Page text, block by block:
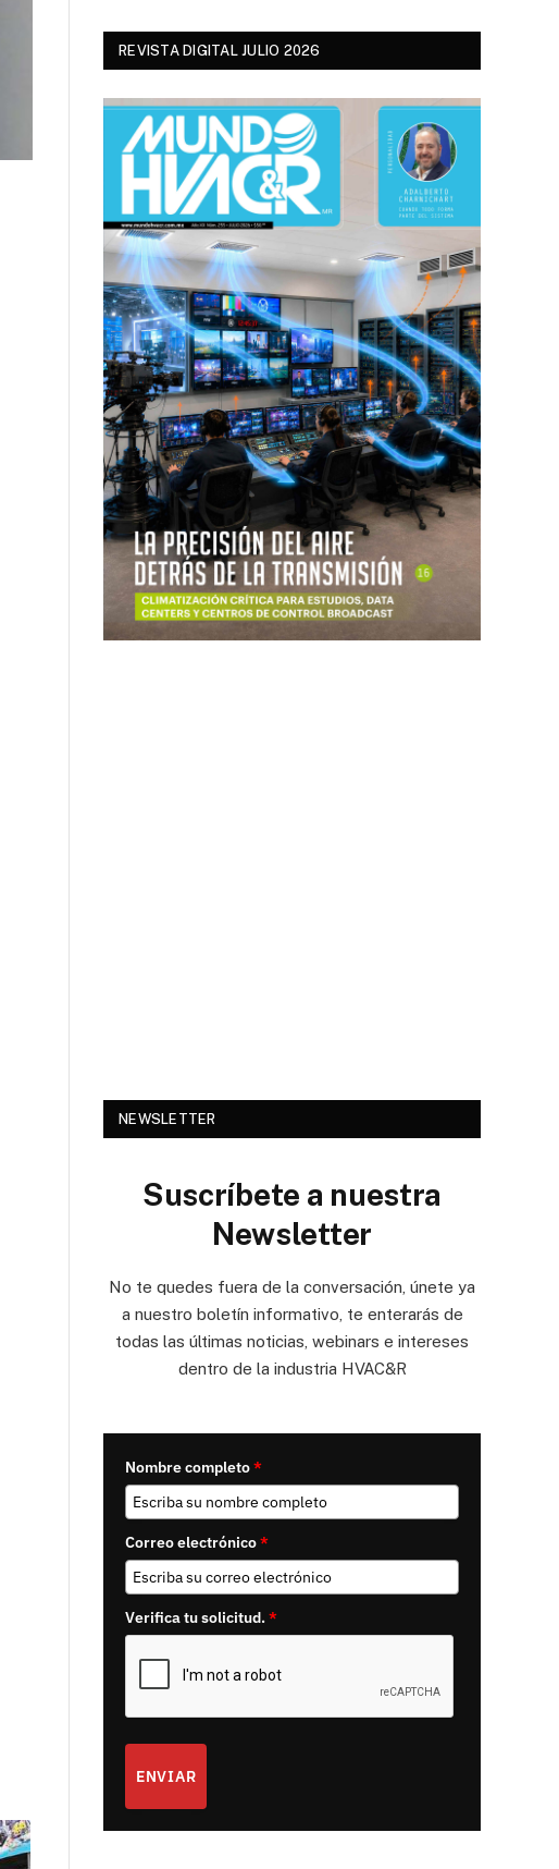
REVISTA DIGITAL JULIO 2026
NEWSLETTER
Suscríbete a nuestra
Newsletter
No te quedes fuera de la conversación, únete ya
a nuestro boletín informativo, te enterarás de
todas las últimas noticias, webinars e intereses
dentro de la industria HVAC&R
Nombre completo*
Correo electrónico*
Verifica tu solicitud.*
ENVIAR